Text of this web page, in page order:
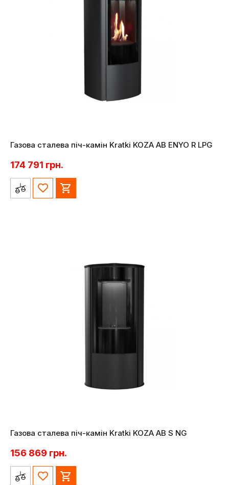
Газова сталева піч-камін Kratki KOZA AB ENYO R LPG
174 791 грн.
Газова сталева піч-камін Kratki KOZA AB S NG
156 869 грн.